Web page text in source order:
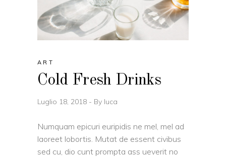
ART
Cold Fresh Drinks
Luglio 18, 2018 By luca
Numquam epicuri euripidis ne mel, mel ad
laoreet lobortis. Mutat de essent civibus
sed cu, dio cunt prompta ass ueverit no